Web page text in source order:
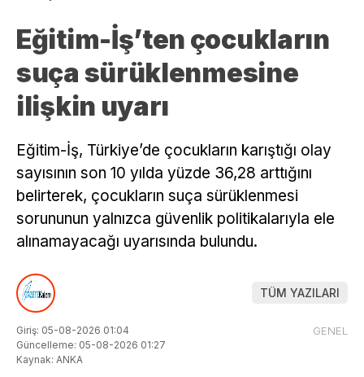
Eğitim-İş’ten çocukların
suça sürüklenmesine
ilişkin uyarı
Eğitim-İş, Türkiye’de çocukların karıştığı olay
sayısının son 10 yılda yüzde 36,28 arttığını
belirterek, çocukların suça sürüklenmesi
sorununun yalnızca güvenlik politikalarıyla ele
alınamayacağı uyarısında bulundu.
TÜM YAZILARI
Giriş: 05-08-2026 01:04
Güncelleme: 05-08-2026 01:27
Kaynak: ANKA
GENEL